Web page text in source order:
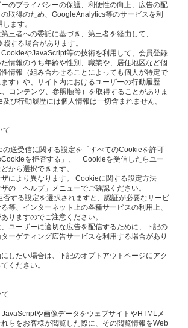
のプライバシーの保護、利便性の向上、広告の配
取得のため、GoogleAnalytics等のサービスを利
ます。
三者への委託に基づき、第三者を経由して、
する場合があります。
やJavaScript等の技術を利用して、会員登録
情報のうち年齢や性別、職業や、居住地区など個
情報（組み合わせることによっても個人が特定で
す）や、サイト内におけるユーザーの行動履歴
、コンテンツ、参照順等）を取得することがありま
び行動履歴には個人情報は一切含まれません。
て
送受信に関する設定を「すべてのCookieを許可
を拒否する」、「Cookieを受信したらユー
から選択できます。
により異なります。 Cookieに関する設定方法
の「ヘルプ」メニューでご確認ください。
する設定を選択されますと、認証が必要なサービ
等、インターネット上の各種サービスの利用上、
りますのでご注意ください。
ユーザーに適切な広告を配信するために、下記の
ーゲティング広告サービスを利用する場合があり
したい場合は、下記のオプトアウトページにアク
ください。
や画像データをウェブサイトやHTMLメ
らをお客様が閲覧した際に、その閲覧情報をWeb